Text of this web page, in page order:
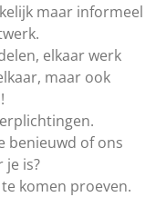
maar informeel
elkaar werk
maar ook
benieuwd of ons
je is?
komen proeven.